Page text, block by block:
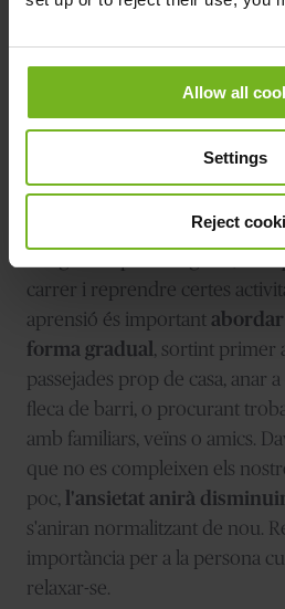
Allow all
Settings
Reject
d'evitar la situació i resistir-nos
conducta, però,
negatiu. No ens estarem
de confrontar amb la realitat i
què ser així. Per això, cal
carrer i reprendre certes
aprensió és important
forma gradual , sortint primer
passejades prop de casa, anar
fleca de barri, o procurant
amb familiars, veïns o amics.
que no es compleixen els
poc, l'ansietat anirà
s'aniran normalitzant de nou.
importància per a la persona
relaxar-se.